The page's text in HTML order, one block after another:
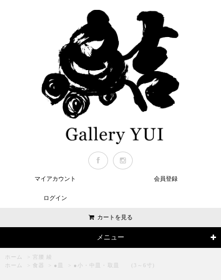
マイアカウント 会員登録
ログイン
カートを見る
メニュー
ホーム >
宮腰 綾
ホーム
> 食器 > ●皿 > ●小・中皿・取皿 (3～6寸)